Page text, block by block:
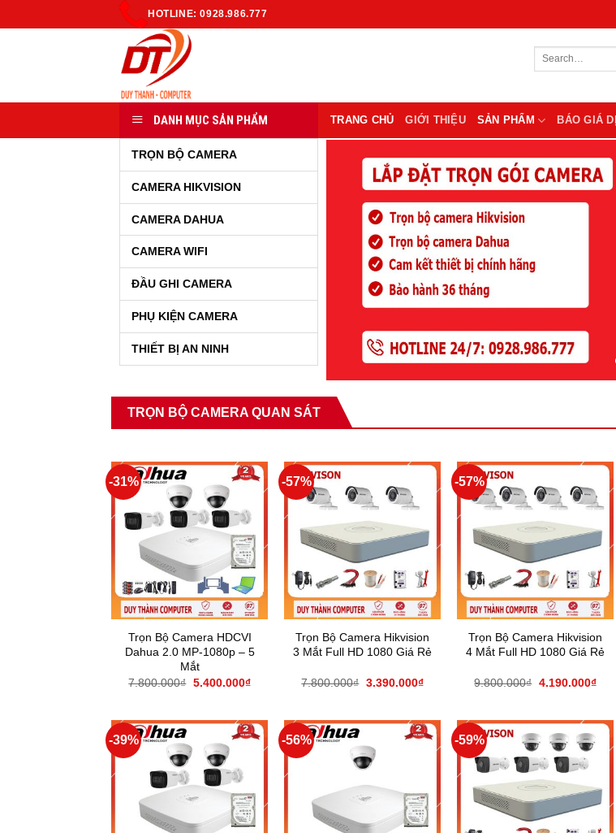
to
HOTLINE: 0928.986.777
Search
DANH MỤC SẢN PHẨM
TRỌN BỘ CAMERA
CAMERA HIKVISION
CAMERA DAHUA
CAMERA WIFI
ĐẦU GHI CAMERA
PHỤ KIỆN CAMERA
THIẾT BỊ AN NINH
TRANG CHỦ GIỚI THIỆU SẢN PHẨM BÁO GIÁ
TRỌN BỘ CAMERA QUAN SÁT
-31%
Trọn Bộ Camera HDCVI
Dahua 2.0 MP-1080p – 5
Mắt
7.800.000₫ 5.400.000₫
-57%
Trọn Bộ Camera Hikvision
3 Mắt Full HD 1080 Giá Rẻ
7.800.000₫ 3.390.000₫
-57%
Trọn Bộ Camera Hikvision
4 Mắt Full HD 1080 Giá Rẻ
9.800.000₫ 4.190.000₫
-39% -56% -59%